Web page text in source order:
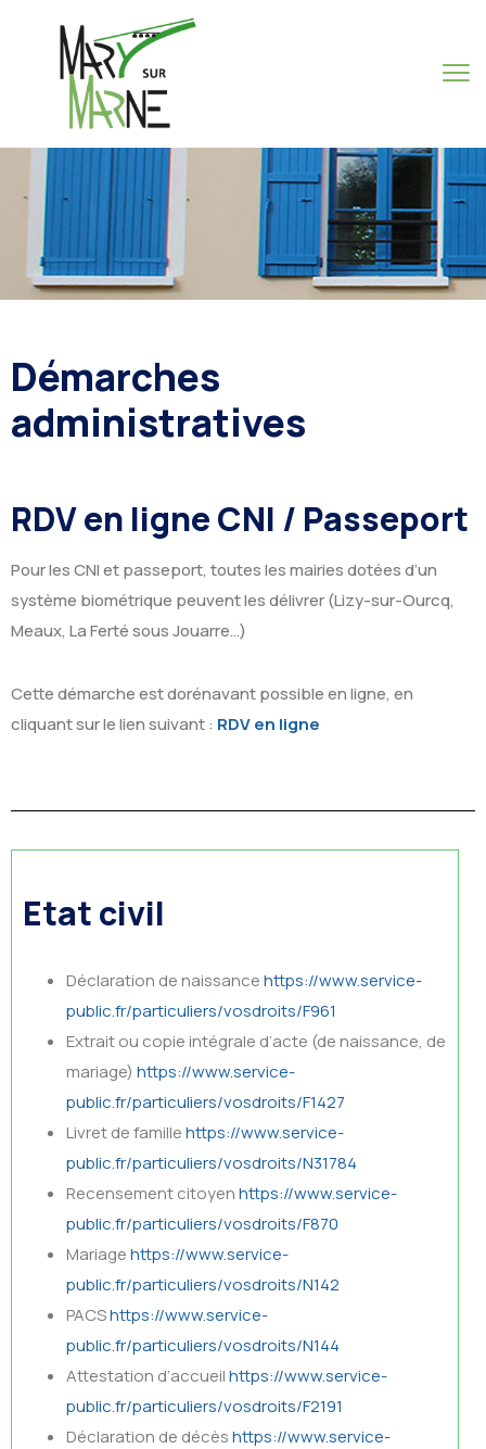
Démarches
administratives
RDV en ligne CNI / Passeport
Pour les CNI et passeport, toutes les mairies dotées d’un
système biométrique peuvent les délivrer (Lizy-sur-Ourcq,
Meaux, La Ferté sous Jouarre…)
Cette démarche est dorénavant possible en ligne, en
cliquant sur le lien suivant : RDV en ligne
Etat civil
Déclaration de naissancehttps://www.service-
public.fr/particuliers/vosdroits/F961
Extrait ou copie intégrale d’acte (de naissance, de
mariage) https://www.service-
public.fr/particuliers/vosdroits/F1427
Livret de famillehttps://www.service-
public.fr/particuliers/vosdroits/N31784
Recensement citoyenhttps://www.service-
public.fr/particuliers/vosdroits/F870
Mariagehttps://www.service-
public.fr/particuliers/vosdroits/N142
PACShttps://www.service-
public.fr/particuliers/vosdroits/N144
Attestation d’accueilhttps://www.service-
public.fr/particuliers/vosdroits/F2191
Déclaration de décèshttps://www.service-